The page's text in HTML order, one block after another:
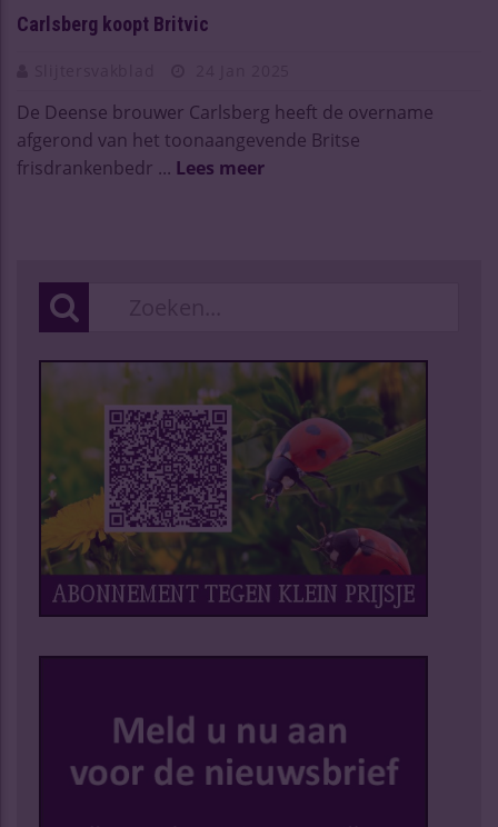
Carlsberg koopt Britvic
De Deense brouwer Carlsberg heeft de overname
afgerond van het toonaangevende Britse
frisdrankenbedr ... Lees meer